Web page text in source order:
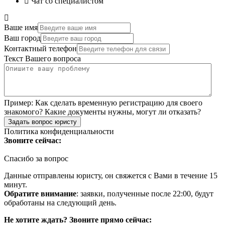
Ваше имя
Ваш город
Контактный телефон
Текст Вашего вопроса
Пример: Как сделать временную регистрацию для своего
знакомого? Какие документы нужны, могут ли отказать?
Задать вопрос юристу
Политика конфиденциальности
Звоните сейчас:
Спасибо за вопрос
Данные отправлены юристу, он свяжется с Вами в течение 15
минут.
Обратите внимание: заявки, полученные после 22:00, будут
обработаны на следующий день.
Не хотите ждать? Звоните прямо сейчас: